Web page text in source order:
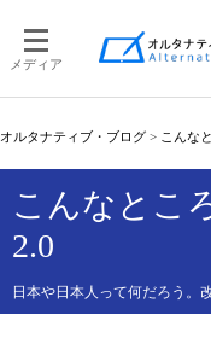
メディア
オルタナティブ・ブログ > こんな
こんなとこ
2.0
日本や日本人って何だろう。